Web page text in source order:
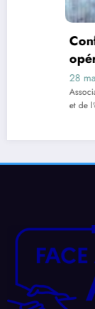
28 mars 2026
Association des
et de l'océan